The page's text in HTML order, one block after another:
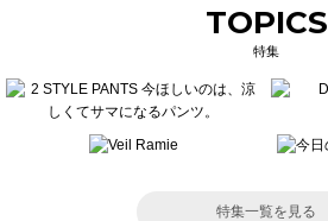
TOPICS
特集
特集一覧を見る